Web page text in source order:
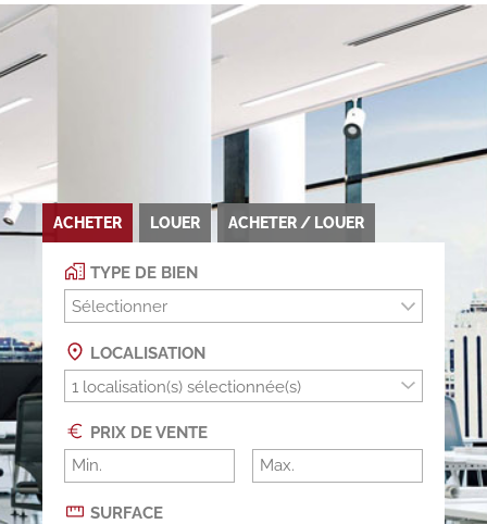
ACHETER LOUER ACHETER / LOUER
TYPE DE BIEN
Sélectionner
LOCALISATION
PRIX DE VENTE
SURFACE